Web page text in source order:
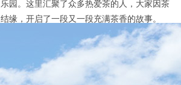
乐园。这里汇聚了众多热爱茶的人，大家因茶
结缘，开启了一段又一段充满茶香的故事。
这个上海海选场子的微信圈，就像是茶友们的
秘密基地。每天，都会有新的嫩茶信息在这里
分享。茶友们会兴致勃勃地介绍自己发现的新
茶，从茶叶的产地、采摘时间，到独特的口感